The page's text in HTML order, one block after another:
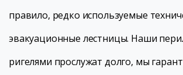
правило, редко используемые
эвакуационные лестницы. Наши
ригелями прослужат долго, мы